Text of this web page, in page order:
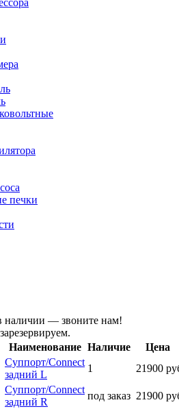
печки
наличии — звоните нам!
Наименование Наличие
Цена
Суппорт/Connect
задний L
1 21900
Суппорт/Connect
задний R
под заказ 21900